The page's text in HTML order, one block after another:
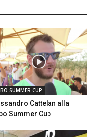
SUMMER CUP
Cattelan alla
Summer Cup